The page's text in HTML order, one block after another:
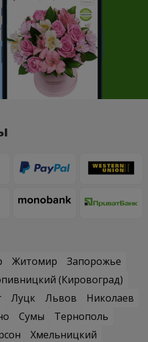
Житомир
Запорожье
(Кировоград)
Луцк Львов
Николаев
Сумы
Тернополь
Хмельницкий